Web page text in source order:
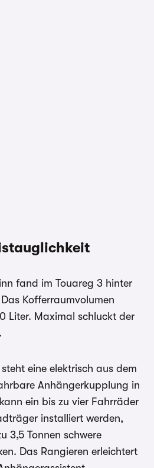
fand im Touareg 3 hinter
Kofferraumvolumen
Liter. Maximal schluckt der
eine elektrisch aus dem
Anhängerkupplung in
ein bis zu vier Fahrräder
installiert werden,
3,5 Tonnen schwere
Das Rangieren erleichtert